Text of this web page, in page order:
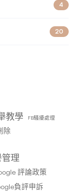
4
20
教學 FB騷擾處理
除
理
評論政策
負評申訴